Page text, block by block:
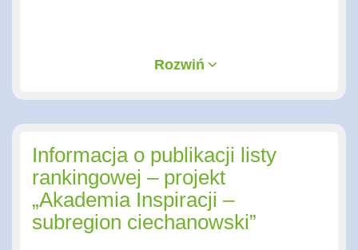
Rozwiń
Informacja o publikacji listy
rankingowej – projekt
„Akademia Inspiracji –
subregion ciechanowski”